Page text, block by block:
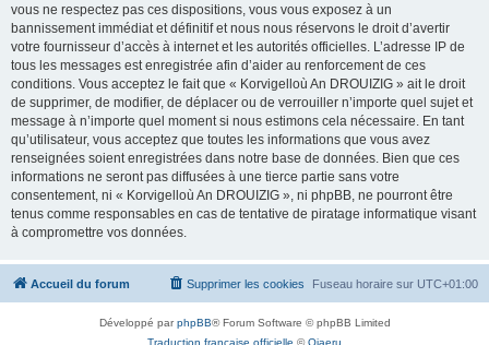
vous ne respectez pas ces dispositions, vous vous exposez à un
bannissement immédiat et définitif et nous nous réservons le droit d’avertir
votre fournisseur d’accès à internet et les autorités officielles. L’adresse IP de
tous les messages est enregistrée afin d’aider au renforcement de ces
conditions. Vous acceptez le fait que « Korvigelloù An DROUIZIG » ait le droit
de supprimer, de modifier, de déplacer ou de verrouiller n’importe quel sujet et
message à n’importe quel moment si nous estimons cela nécessaire. En tant
qu’utilisateur, vous acceptez que toutes les informations que vous avez
renseignées soient enregistrées dans notre base de données. Bien que ces
informations ne seront pas diffusées à une tierce partie sans votre
consentement, ni « Korvigelloù An DROUIZIG », ni phpBB, ne pourront être
tenus comme responsables en cas de tentative de piratage informatique visant
à compromettre vos données.
Accueil du forum Fuseau horaire sur UTC+01:00
Supprimer les cookies
Développé parphpBB® Forum Software © phpBB Limited
Traduction française officielle ©Qiaeru